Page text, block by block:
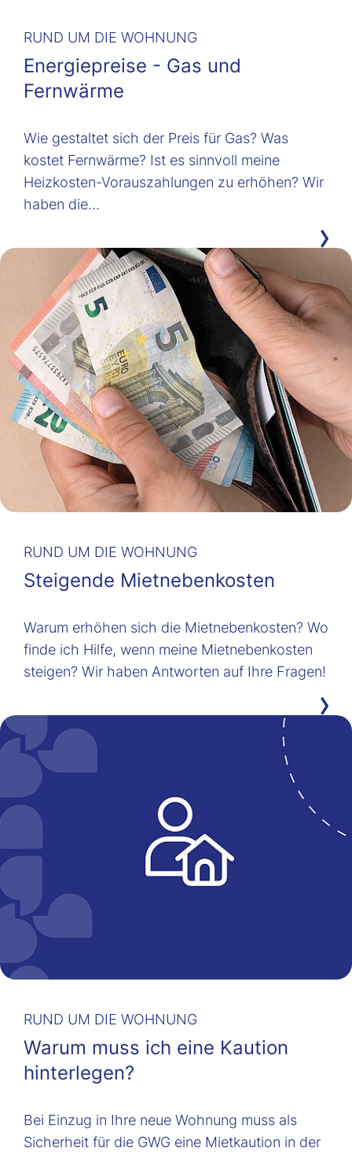
RUND UM DIE WOHNUNG
Energiepreise - Gas und
Fernwärme
Wie gestaltet sich der Preis für Gas? Was
kostet Fernwärme? Ist es sinnvoll meine
Heizkosten-Vorauszahlungen zu erhöhen? Wir
haben die…
RUND UM DIE WOHNUNG
Steigende Mietnebenkosten
Warum erhöhen sich die Mietnebenkosten? Wo
finde ich Hilfe, wenn meine Mietnebenkosten
steigen? Wir haben Antworten auf Ihre Fragen!
RUND UM DIE WOHNUNG
Warum muss ich eine Kaution
hinterlegen?
Bei Einzug in Ihre neue Wohnung muss als
Sicherheit für die GWG eine Mietkaution in der